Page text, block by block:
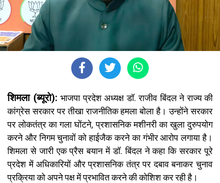
शिमला (ब्यूरो): भाजपा प्रदेश अध्यक्ष डॉ. राजीव बिंदल ने राज्य की
कांग्रेस सरकार पर तीखा राजनीतिक हमला बोला है। उन्होंने सरकार
पर लोकतंत्र का गला घोंटने, प्रशासनिक मशीनरी का खुला दुरुपयोग
करने और निगम चुनावों को हाईजैक करने का गंभीर आरोप लगाया है।
शिमला से जारी एक प्रैस बयान में डॉ. बिंदल ने कहा कि सरकार पूरे
प्रदेश में अधिकारियों और प्रशासनिक तंत्र पर दबाव बनाकर चुनाव
प्रक्रिया को अपने पक्ष में प्रभावित करने की कोशिश कर रही है।